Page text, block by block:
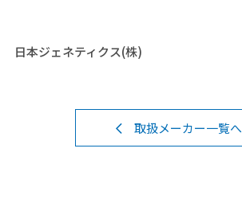
日本ジェネティクス(株)
取扱メーカー一覧へ